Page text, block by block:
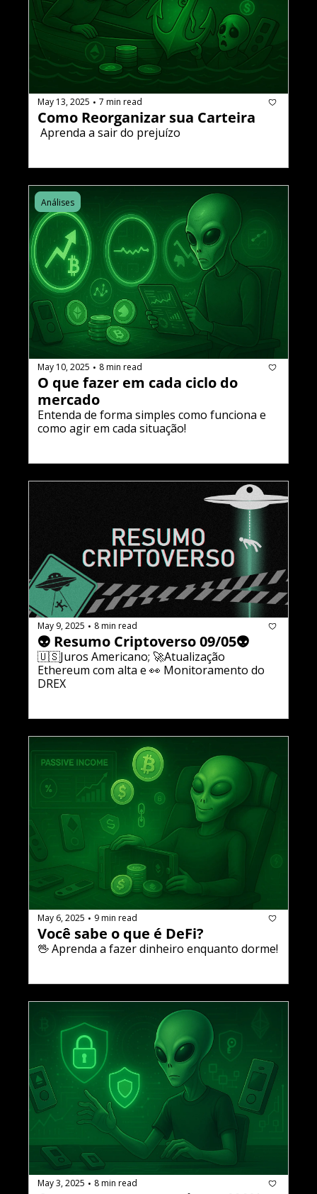
May 13, 2025 • 7 min read
Como Reorganizar sua Carteira
Aprenda a sair do prejuízo
Análises
May 10, 2025 • 8 min read
O que fazer em cada ciclo do
mercado
Entenda de forma simples como funciona e
como agir em cada situação!
May 9, 2025 • 8 min read
👽 Resumo Criptoverso 09/05👽
🇺🇸Juros Americano; 🚀Atualização
Ethereum com alta e 👀 Monitoramento do
DREX
May 6, 2025 • 9 min read
Você sabe o que é DeFi?
🖖 Aprenda a fazer dinheiro enquanto dorme!
May 3, 2025 • 8 min read